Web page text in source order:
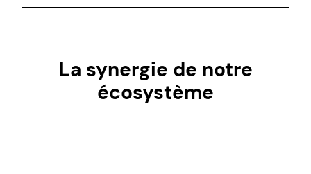
La synergie de notre
écosystème